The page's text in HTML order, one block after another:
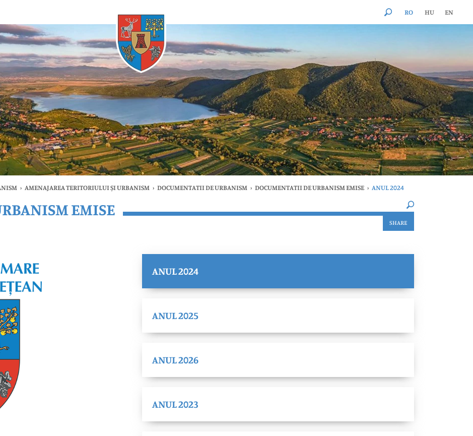
RO HU EN
› AMENAJAREA TERITORIULUI ȘI URBANISM › DOCUMENTATII DE URBANISM › DOCUMENTATII DE URBANISM EMISE › ANUL 2024
Ultimele OricândEMISE
SHARE
ANUL 2024
ANUL 2025
ANUL 2026
ANUL 2023